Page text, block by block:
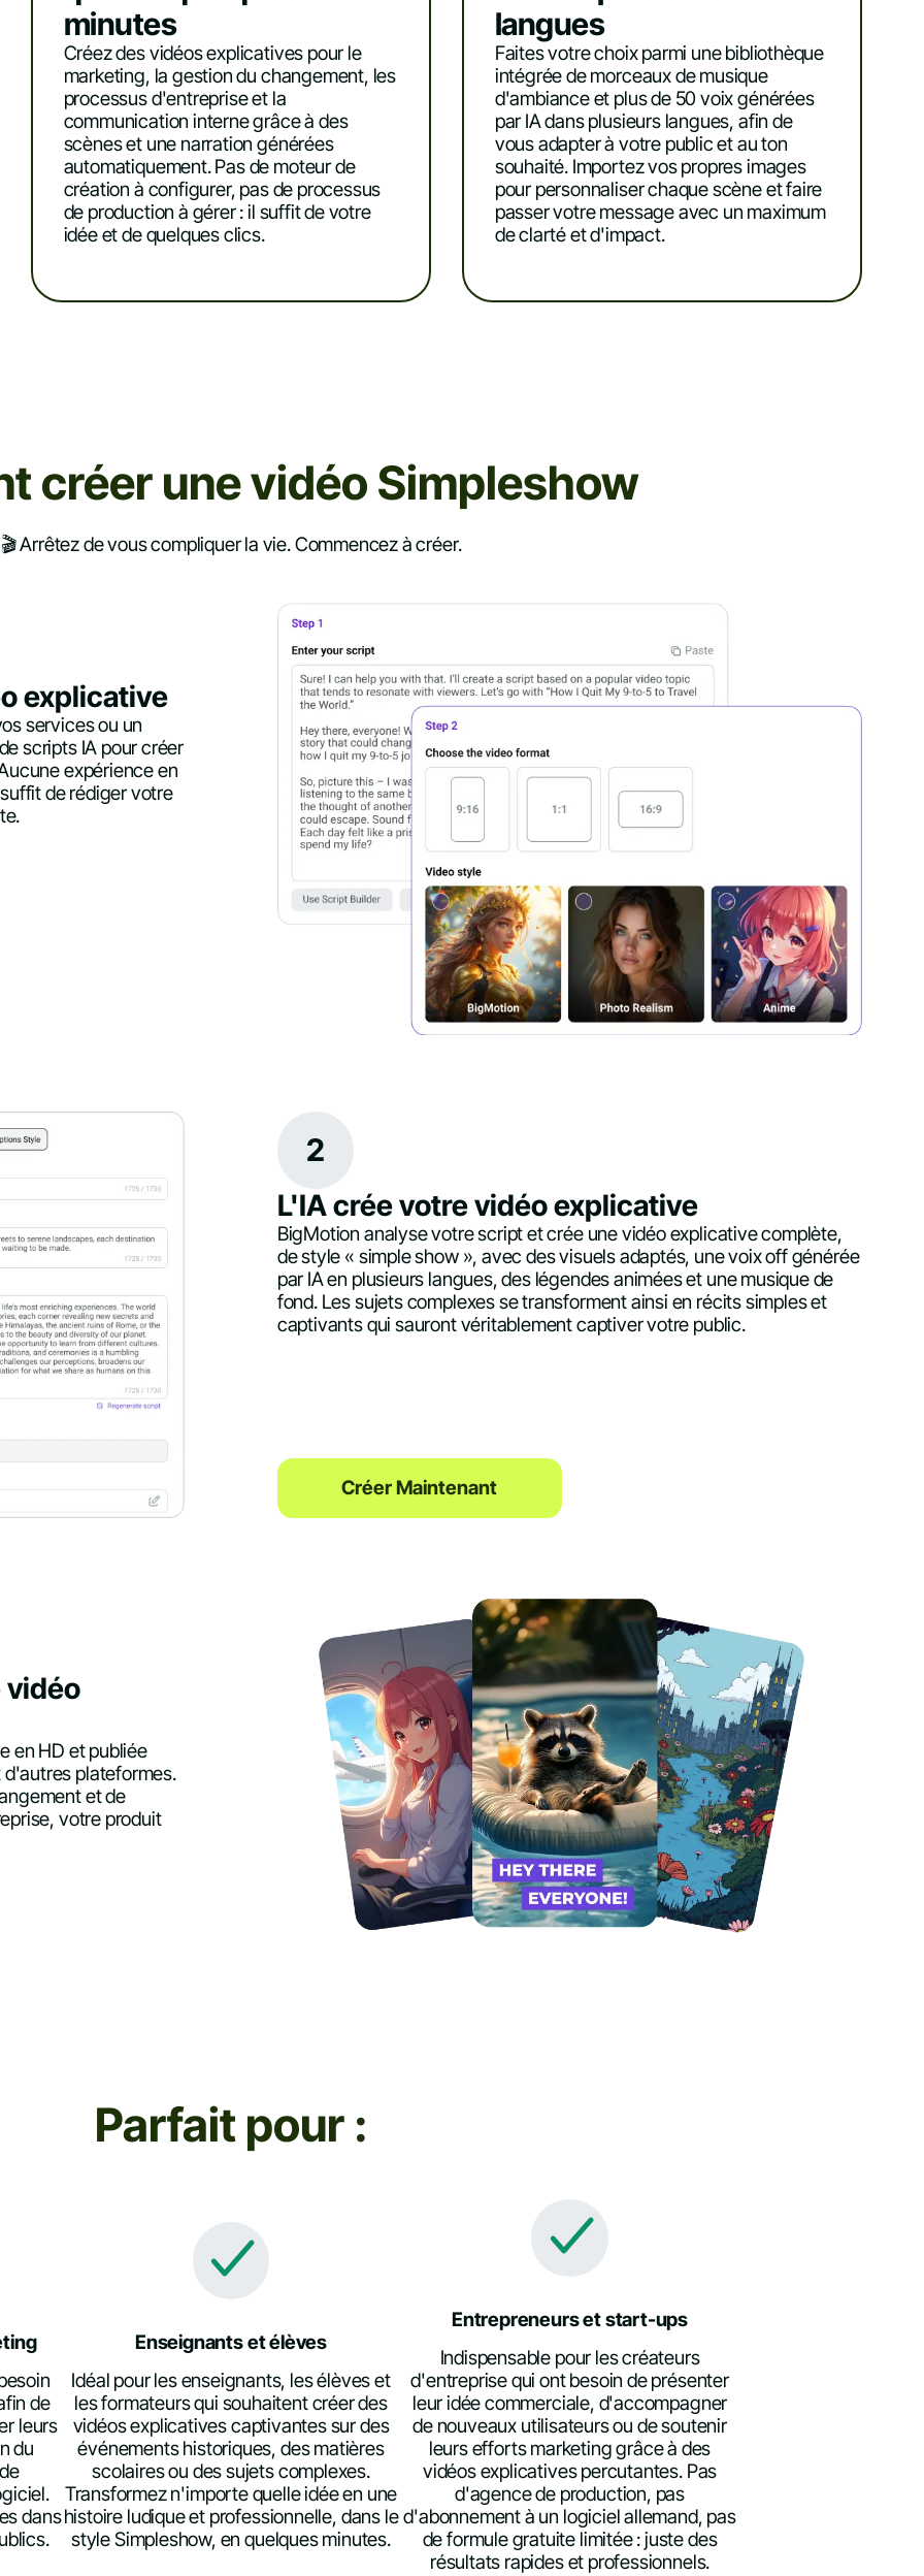
minutes
Créez des vidéos explicatives pour le
marketing, la gestion du changement, les
processus d'entreprise et la
communication interne grâce à des
scènes et une narration générées
automatiquement. Pas de moteur de
création à configurer, pas de processus
de production à gérer : il suffit de votre
idée et de quelques clics.
langues
Faites votre choix parmi une bibliothèque
intégrée de morceaux de musique
d'ambiance et plus de 50 voix générées
par IA dans plusieurs langues, afin de
vous adapter à votre public et au ton
souhaité. Importez vos propres images
pour personnaliser chaque scène et faire
passer votre message avec un maximum
de clarté et d'impact.
créer une vidéo Simpleshow
🎬 Arrêtez de vous compliquer la vie. Commencez à créer.
explicative
services ou un
scripts IA pour créer
expérience en
de rédiger votre
2
L'IA crée votre vidéo explicative
BigMotion analyse votre script et crée une vidéo explicative complète,
de style « simple show », avec des visuels adaptés, une voix off générée
par IA en plusieurs langues, des légendes animées et une musique de
fond. Les sujets complexes se transforment ainsi en récits simples et
captivants qui sauront véritablement captiver votre public.
Créer Maintenant
vidéo
en HD et publiée
plateformes.
et de
votre produit
Parfait pour :
de
leurs
du
dans
Enseignants et élèves
Idéal pour les enseignants, les élèves et
les formateurs qui souhaitent créer des
vidéos explicatives captivantes sur des
événements historiques, des matières
scolaires ou des sujets complexes.
Transformez n'importe quelle idée en une
histoire ludique et professionnelle, dans le
style Simpleshow, en quelques minutes.
Entrepreneurs et start-ups
Indispensable pour les créateurs
d'entreprise qui ont besoin de présenter
leur idée commerciale, d'accompagner
de nouveaux utilisateurs ou de soutenir
leurs efforts marketing grâce à des
vidéos explicatives percutantes. Pas
d'agence de production, pas
d'abonnement à un logiciel allemand, pas
de formule gratuite limitée : juste des
résultats rapides et professionnels.